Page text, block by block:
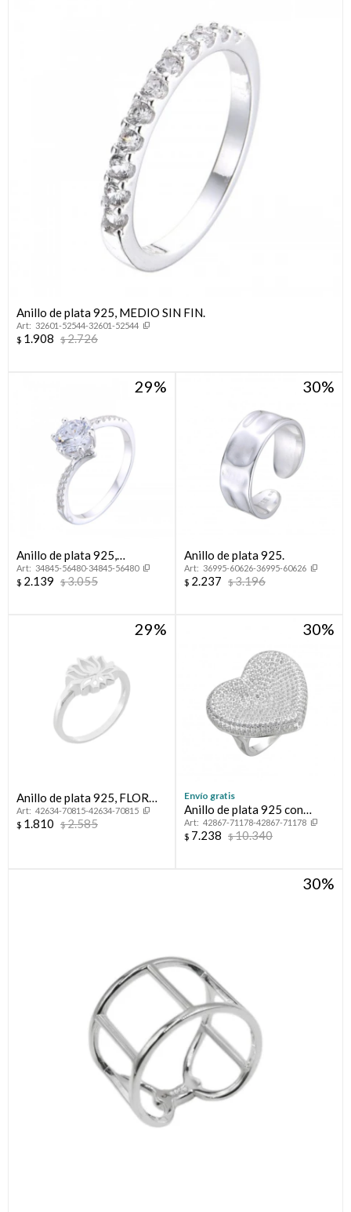
Anillo de plata 925, MEDIO SIN FIN.
32601-52544-32601-52544
$ 1.908 $2.726
29
Anillo de plata 925,
CINTILLO.
34845-56480-34845-56480
$ 2.139 $3.055
30
Anillo de plata 925.
36995-60626-36995-60626
$ 2.237 $3.196
29
Anillo de plata 925, FLOR
DE LOTO.
42634-70815-42634-70815
$ 1.810 $2.585
30
Envío gratis
Anillo de plata 925 con
circonias, CORAZON.
42867-71178-42867-71178
$ 7.238 $10.340
30